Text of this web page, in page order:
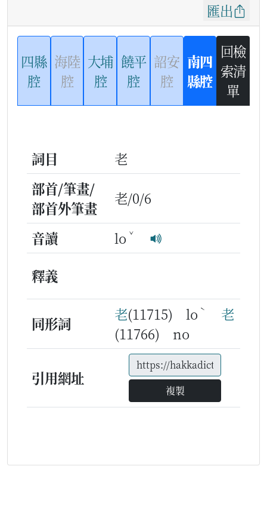
匯出
四縣
腔
海陸
腔
大埔
腔
饒平
腔
詔安
腔
南四
縣腔
回檢
索清
單
詞目
老
部首/筆畫/
部首外筆畫
老/0/6
音讀 lo ˇ
釋義
同形詞 老(11715) lo ˋ
老
(11766) no
引用網址
複製